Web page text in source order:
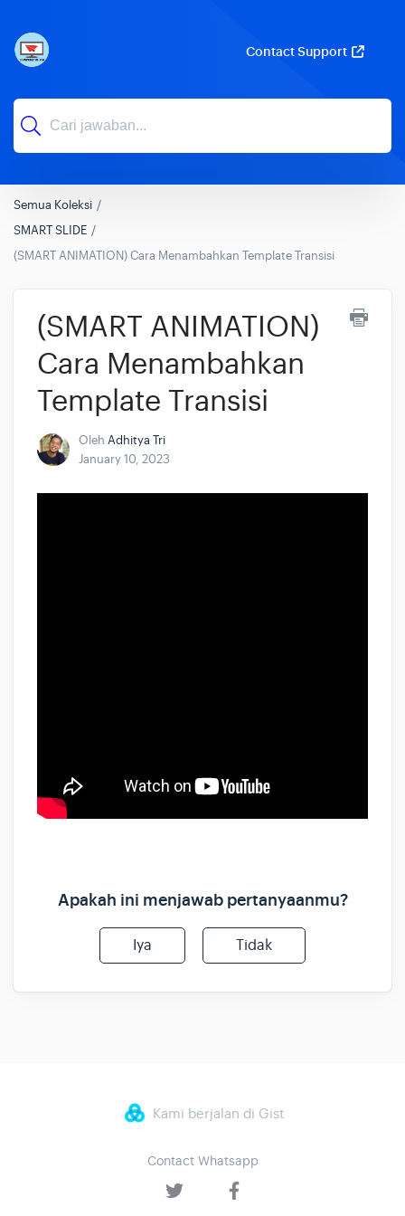
Contact Support
Semua Koleksi
SMART SLIDE
(SMART ANIMATION) Cara Menambahkan Template Transisi
(SMART ANIMATION)
Cara Menambahkan
Template Transisi
Oleh Adhitya Tri
January 10, 2023
Apakah ini menjawab pertanyaanmu?
Iya Tidak
Kami berjalan di Gist
Contact Whatsapp